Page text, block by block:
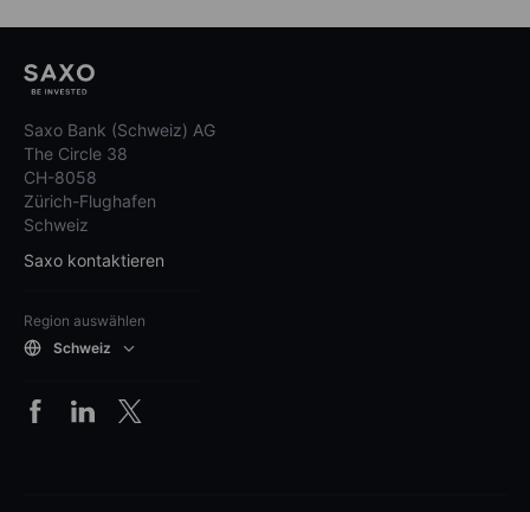
Saxo Bank (Schweiz) AG
The Circle 38
CH-8058
Zürich-Flughafen
Schweiz
Saxo kontaktieren
Region auswählen
Schweiz